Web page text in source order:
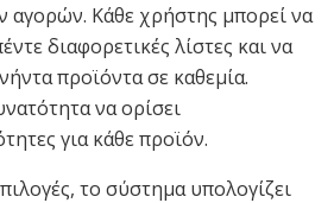
Κάθε χρήστης μπορεί να
διαφορετικές λίστες και να
προϊόντα σε καθεμία.
να ορίσει
για κάθε προϊόν.
το σύστημα υπολογίζει